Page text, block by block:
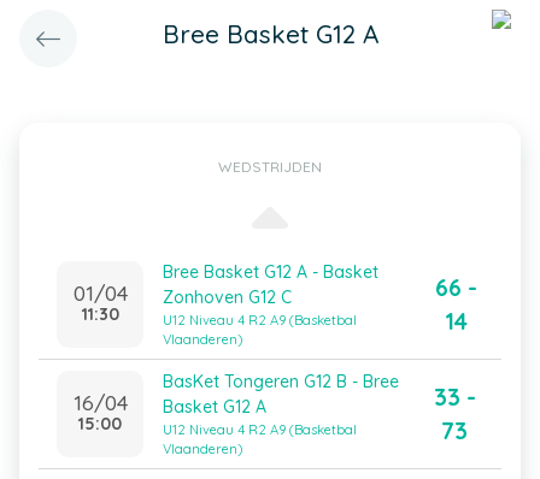
Bree Basket G12 A
WEDSTRIJDEN
01/04
11:30
Bree Basket G12 A - Basket
Zonhoven G12 C
U12 Niveau 4 R2 A9 (Basketbal
Vlaanderen)
66 -
14
16/04
15:00
BasKet Tongeren G12 B - Bree
Basket G12 A
U12 Niveau 4 R2 A9 (Basketbal
Vlaanderen)
33 -
73